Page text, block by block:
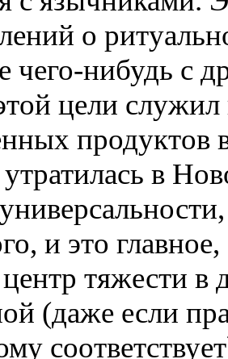
о
чего-нибудь с
цели служил
продуктов
утратилась в
и это
центр тяжести в
(даже если